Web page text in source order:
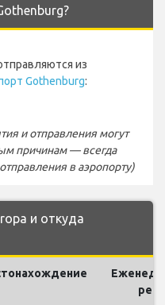
из
Gothenburg:
и отправления могут
причинам — всегда
в аэропорту)
и откуда